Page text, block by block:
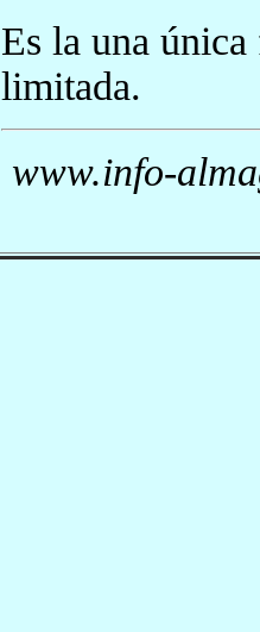
Es la una
limitada.
www.info-